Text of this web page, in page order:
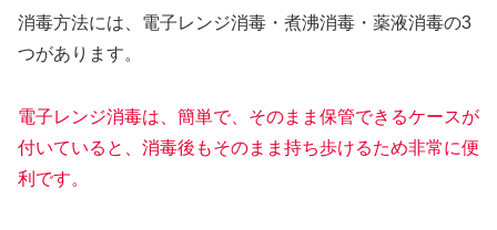
消毒方法には、電子レンジ消毒・煮沸消毒・薬液消毒の3
つがあります。
電子レンジ消毒は、簡単で、そのまま保管できるケースが
付いていると、消毒後もそのまま持ち歩けるため非常に便
利です。